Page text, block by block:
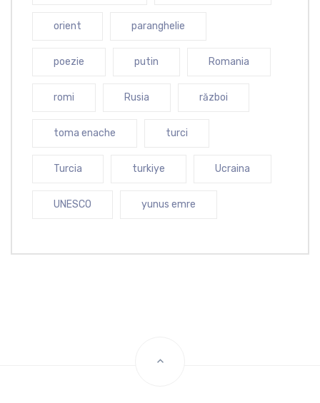
orient paranghelie
poezie putin Romania
romi Rusia război
toma enache turci
Turcia turkiye Ucraina
UNESCO yunus emre